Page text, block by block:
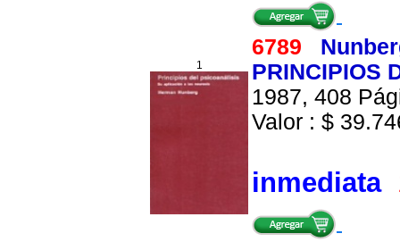
1
6789
PRINCIPIOS
1987, 408
Valor : $
inmediata